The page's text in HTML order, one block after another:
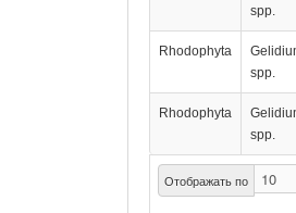
Отображать по
spp.
Rhodophyta
spp.
Rhodophyta
spp.